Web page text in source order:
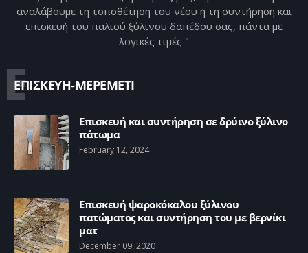
αναλάβουμε τη τοποθέτηση του νέου ή τη συντήρηση και
επισκευή του παλιού ξύλινου δαπέδου σας, πάντα με
λογικές τιμές "
Ε
ΕΠΙΣΚΕΥΗ-ΜΕΡΕΜΕΤΙ
Επισκευή και συντήρηση σε δρύινο ξύλινο
πάτωμα
February 12, 2024
Επισκευή ψαροκόκαλου ξύλινου
πατώματος και συντήρηση του με βερνίκι
ματ
December 09, 2020